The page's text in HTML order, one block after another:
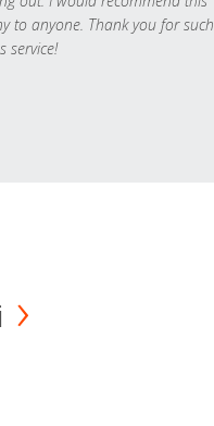
to anyone. Thank you for such
service!